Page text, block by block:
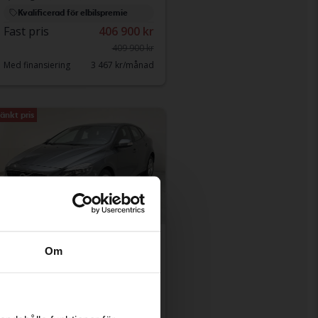
Om
Kvalificerad för elbilspremie
Fast pris 406 900 kr
409 900 kr
Med finansiering
3 467 kr/månad
pris
Kungälv (Ellesbo)